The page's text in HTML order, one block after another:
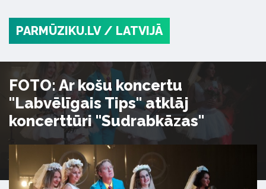
PARMŪZIKU.LV / LATVIJĀ
FOTO: Ar košu koncertu
"Labvēlīgais Tips" atklāj
koncerttūri "Sudrabkāzas"